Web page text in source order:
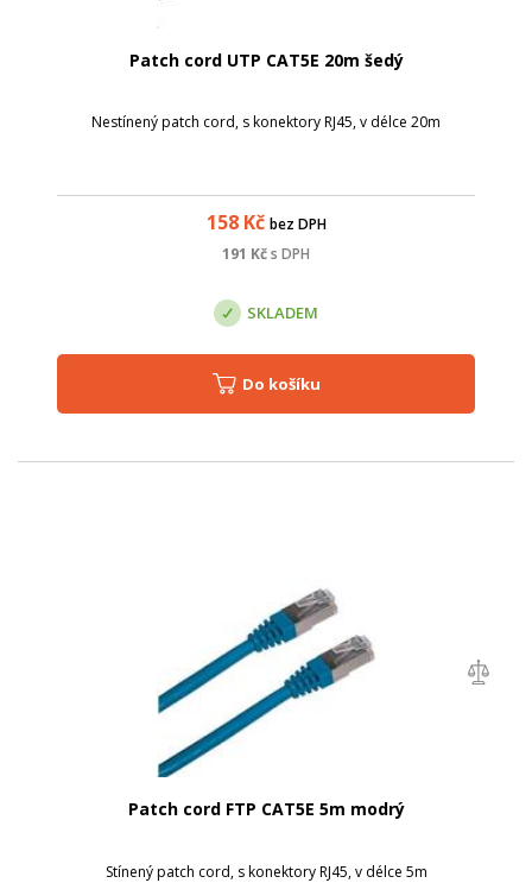
Patch cord UTP CAT5E 20m šedý
Nestínený patch cord, s konektory RJ45, v délce 20m
158Kč bez DPH
191 Kčs DPH
SKLADEM
Do košíku
Patch cord FTP CAT5E 5m modrý
Stínený patch cord, s konektory RJ45, v délce 5m